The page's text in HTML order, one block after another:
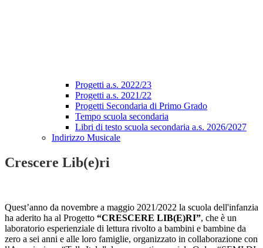
Progetti a.s. 2022/23
Progetti a.s. 2021/22
Progetti Secondaria di Primo Grado
Tempo scuola secondaria
Libri di testo scuola secondaria a.s. 2026/2027
Indirizzo Musicale
Crescere Lib(e)ri
Quest’anno da novembre a maggio 2021/2022 la scuola dell'infanzia
ha aderito ha al Progetto “CRESCERE LIB(E)RI”, che è un
laboratorio esperienziale di lettura rivolto a bambini e bambine da
zero a sei anni e alle loro famiglie, organizzato in collaborazione con